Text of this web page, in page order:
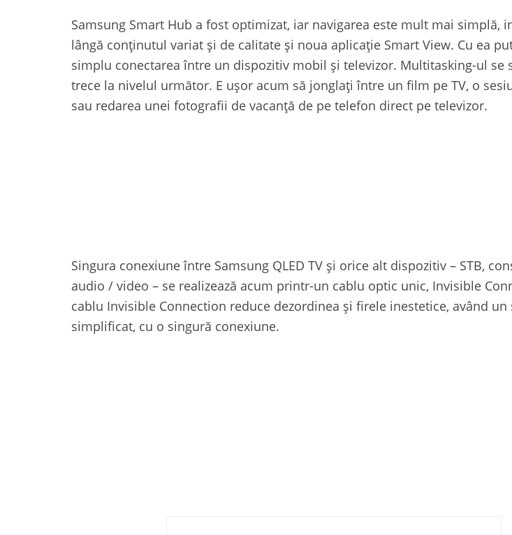
Samsung Smart Hub a fost optimizat, iar navigarea este mult mai simplă,
lângă conținutul variat și de calitate și noua aplicație Smart View. Cu ea
simplu conectarea între un dispozitiv mobil și televizor. Multitasking-ul se
trece la nivelul următor. E ușor acum să jonglați între un film pe TV, o
sau redarea unei fotografii de vacanță de pe telefon direct pe televizor.
Singura conexiune între Samsung QLED TV şi orice alt dispozitiv – STB,
audio / video – se realizează acum printr-un cablu optic unic, Invisible
cablu Invisible Connection reduce dezordinea și firele inestetice, având un
simplificat, cu o singură conexiune.